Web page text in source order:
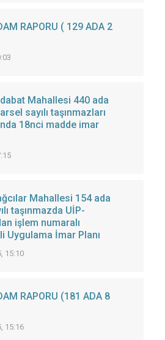
RAPORU ( 129 ADA 2
Mahallesi 440 ada
sayılı taşınmazları
18nci madde imar
Mahallesi 154 ada
taşınmazda UİP-
işlem numaralı
Uygulama İmar Planı
15:10
RAPORU (181 ADA 8
15:16